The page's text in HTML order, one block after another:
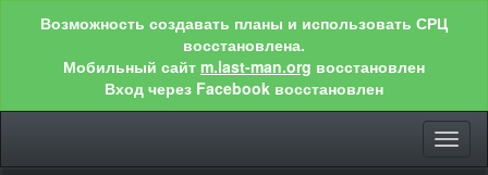
Возможность создавать планы и использовать СРЦ
восстановлена.
Мобильный сайт m.last-man.org восстановлен
Вход через Facebook восстановлен